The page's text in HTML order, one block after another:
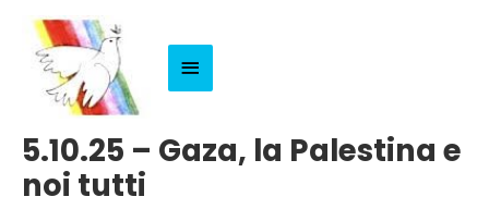
Menu
5.10.25 – Gaza, la Palestina e
noi tutti